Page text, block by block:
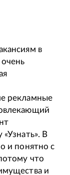
в
рекламные
В
и понятно с
что
и